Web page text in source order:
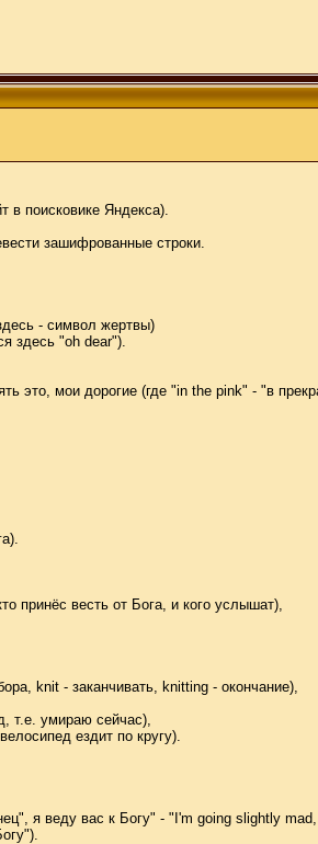
поисковике Яндекса).
зашифрованные строки.
- символ жертвы)
здесь "oh dear").
это, мои дорогие (где "in the pink" - "в
принёс весть от Бога, и кого услышат),
knit - заканчивать, knitting - окончание),
т.е. умираю сейчас),
ездит по кругу).
я веду вас к Богу" - "I'm going slightly